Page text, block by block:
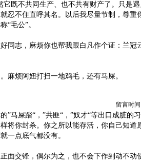
它既不共同生产、也不共有财产了。只是
忍不住直呼其名。以后我尽量节制，尊重
“毛公”。
同志，麻烦你也帮我跟白凡作个证：兰冠
麻烦阿妞打扫一地鸡毛，还有马屎。
留言时间
”马屎踏“，”共匪“，”奴才“等出口成脏的
将你封杀。你之所以能存活，你自己知道
一点底气都没有。
面交锋，偶尔为之，也不会下作到动不动